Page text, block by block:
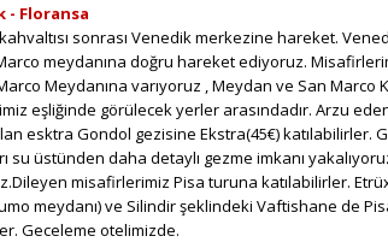
Pazarlama
Size ve ilgi
Kapatırsanız
alakalı olabilirler.
- Floransa
sonrası Venedik merkezine hareket.
meydanına doğru hareket ediyoruz.
Meydanına varıyoruz , Meydan ve San Marco
eşliğinde görülecek yerler arasındadır. Arzu
esktra Gondol gezisine Ekstra(45€) katılabilirler.
su üstünden daha detaylı gezme imkanı
misafirlerimiz Pisa turuna katılabilirler.
meydanı) ve Silindir şeklindeki Vaftishane de
Geceleme otelimizde.